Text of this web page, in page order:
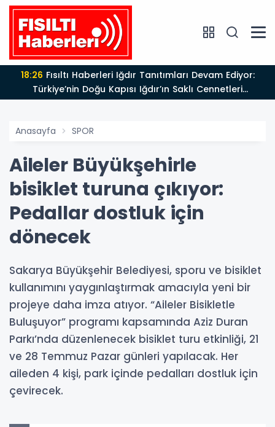
18:26
Türkiye’nin Doğu Kapısı Iğdır’ın Saklı Cennetleri
Keşfedilmeyi Bekliyor
Anasayfa SPOR
Aileler Büyükşehirle
bisiklet turuna çıkıyor:
Pedallar dostluk için
dönecek
Sakarya Büyükşehir Belediyesi, sporu ve bisiklet
kullanımını yaygınlaştırmak amacıyla yeni bir
projeye daha imza atıyor. “Aileler Bisikletle
Buluşuyor” programı kapsamında Aziz Duran
Parkı’nda düzenlenecek bisiklet turu etkinliği, 21
ve 28 Temmuz Pazar günleri yapılacak. Her
aileden 4 kişi, park içinde pedalları dostluk için
çevirecek.